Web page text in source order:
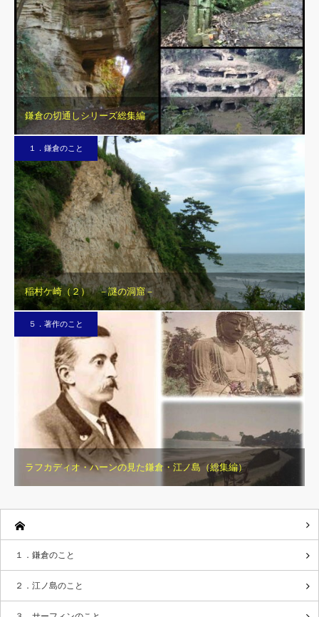
鎌倉の切通しシリーズ総集編
１．鎌倉のこと
稲村ケ崎（２） －謎の洞窟－
５．著作のこと
ラフカディオ・ハーンの見た鎌倉・江ノ島（総集編）
１．鎌倉のこと
２．江ノ島のこと